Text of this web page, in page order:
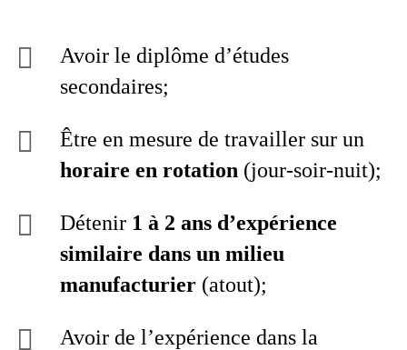
Avoir le diplôme d’études
secondaires;
Être en mesure de travailler sur un
horaire en rotation (jour-soir-nuit);
Détenir 1 à 2 ans d’expérience
similaire dans un milieu
manufacturier (atout);
Avoir de l’expérience dans la